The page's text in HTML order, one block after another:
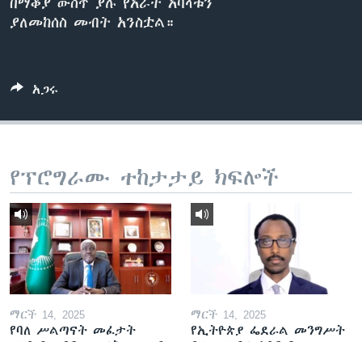
በማቆያ ውስጥ ያሉ የአራት አባላቱን
ያለመከሰስ መብት አንስቷል።
አጋሩ
የፕሮግራሙ ተከታታይ ክፍሎች
ማርች 14, 2025
የባለ ሥልጣናት መፈታት
ማርች 14, 2025
የኢትዮጵያ ፌደራል መንግሥት